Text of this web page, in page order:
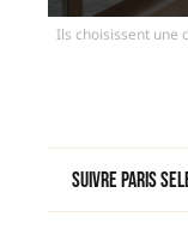
Ils choisissent une
Suivre Paris